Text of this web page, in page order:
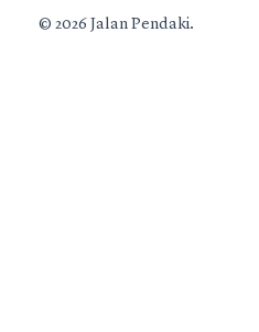
© 2026 Jalan Pendaki.